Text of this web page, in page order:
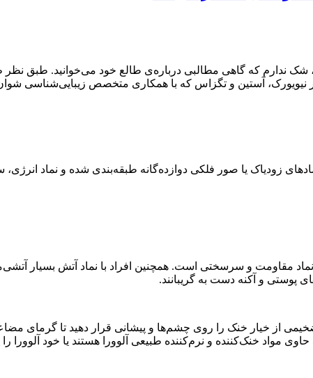
شک ندارم که گاهی مطالبی درباره‌ی طالع خود می‌خوانید. طبق نظر
در نیویورک، آستین و تگزاس که با همکاری متخصص زیبایی‌شناسی
زودیاک یا صور فلکی دوازده‌گانه طبقه‌بندی شده و نماد
مقاومت و سرسختی است. همچنین افراد با نماد آتش بسیار
و آکنه‌ دست به گریبانند.
از خیار خنک را روی چشم‌ها و پیشانی قرار دهید تا گرمای
مواد خنک‌کننده‌ و نرم‌کننده‌ طبیعی آلوورا هستند یا خود آلوورا